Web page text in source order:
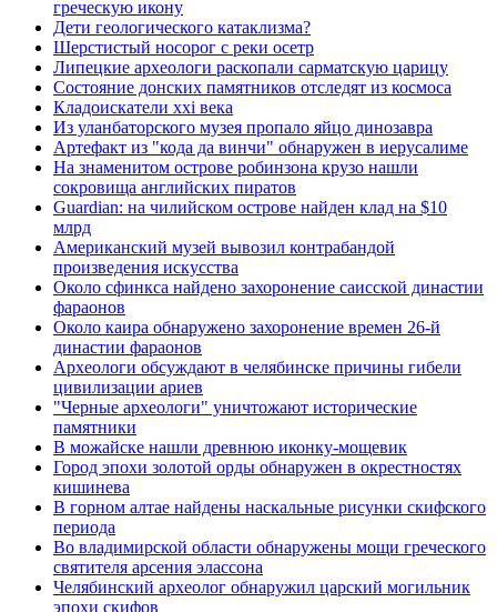
греческую икону
Дети геологического катаклизма?
Шерстистый носорог с реки осетр
Липецкие археологи раскопали сарматскую царицу
Состояние донских памятников отследят из космоса
Кладоискатели xxi века
Из уланбаторского музея пропало яйцо динозавра
Артефакт из "кода да винчи" обнаружен в иерусалиме
На знаменитом острове робинзона крузо нашли
сокровища английских пиратов
Guardian: на чилийском острове найден клад на $10
млрд
Американский музей вывозил контрабандой
произведения искусства
Около сфинкса найдено захоронение саисской династии
фараонов
Около каира обнаружено захоронение времен 26-й
династии фараонов
Археологи обсуждают в челябинске причины гибели
цивилизации ариев
"Черные археологи" уничтожают исторические
памятники
В можайске нашли древнюю иконку-мощевик
Город эпохи золотой орды обнаружен в окрестностях
кишинева
В горном алтае найдены наскальные рисунки скифского
периода
Во владимирской области обнаружены мощи греческого
святителя арсения элассона
Челябинский археолог обнаружил царский могильник
эпохи скифов